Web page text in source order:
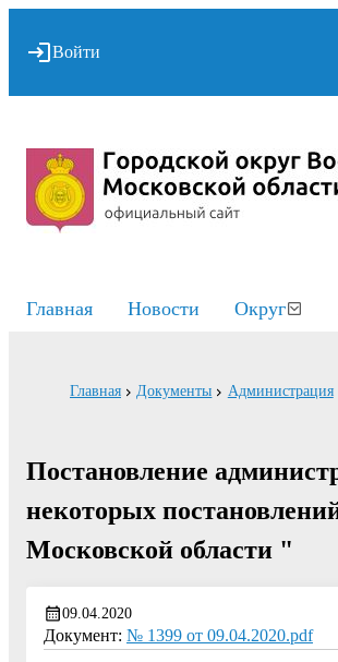
Войти
Главная Новости Округ
Главная Документы Администрация
Постановление
некоторых
Московской области "
09.04.2020
Документ: № 1399 от 09.04.2020.pdf